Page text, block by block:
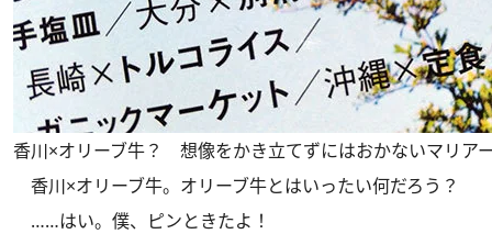
香川×オリーブ牛？ 想像をかき立てずにはおかないマリア
香川×オリーブ牛。オリーブ牛とはいったい何だろう？
……はい。僕、ピンときたよ！